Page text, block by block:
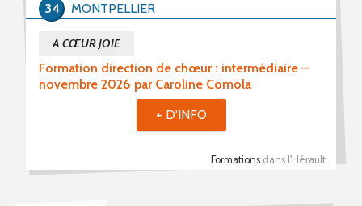
Formation direction de chœur : intermédiaire –
novembre 2026 par Caroline Comola
A CŒUR JOIE
Formations dans l'Hérault
MONTPELLIER
34
+ D'INFO